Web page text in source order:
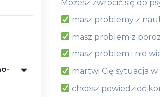
Możesz zwrócić się do
masz problemy z
masz problem z
masz problem i nie
martwi Cię sytuacja
chcesz powiedzieć